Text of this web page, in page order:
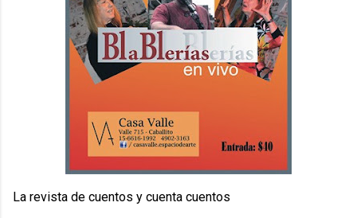
La revista de cuentos y cuenta cuentos